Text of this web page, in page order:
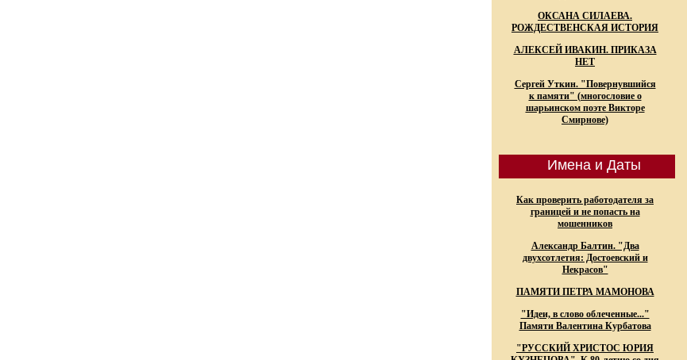
ОКСАНА СИЛАЕВА.
РОЖДЕСТВЕНСКАЯ ИСТОРИЯ
АЛЕКСЕЙ ИВАКИН. ПРИКАЗА
НЕТ
Сергей Уткин. "Повернувшийся
к памяти" (многословие о
шарьинском поэте Викторе
Смирнове)
Имена и Даты
Как проверить работодателя за
границей и не попасть на
мошенников
Александр Балтин. "Два
двухсотлетия: Достоевский и
Некрасов"
ПАМЯТИ ПЕТРА МАМОНОВА
"Идеи, в слово облеченные..."
Памяти Валентина Курбатова
"РУССКИЙ ХРИСТОС ЮРИЯ